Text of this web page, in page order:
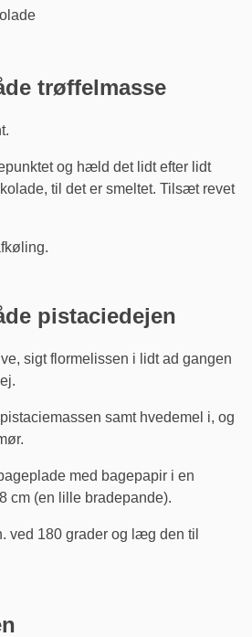
trøffelmasse
og hæld det lidt efter lidt
til det er smeltet. Tilsæt revet
pistaciedejen
sigt flormelissen i lidt ad gangen
samt hvedemel i, og
med bagepapir i en
cm (en lille bradepande).
ved 180 grader og læg den til